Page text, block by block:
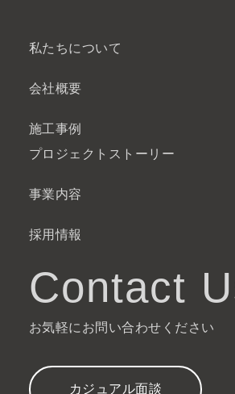
私たちについて
会社概要
施工事例
プロジェクトストーリー
事業内容
採用情報
Contact
お気軽にお問い合わせください
カジュアル面談